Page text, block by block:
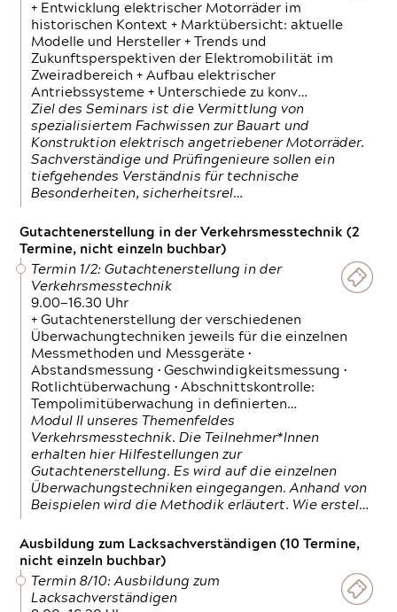
+ Entwicklung elektrischer Motorräder im
historischen Kontext + Marktübersicht: aktuelle
Modelle und Hersteller + Trends und
Zukunftsperspektiven der Elektromobilität im
Zweiradbereich + Aufbau elektrischer
Antriebssysteme + Unterschiede zu konv…
Ziel des Seminars ist die Vermittlung von
spezialisiertem Fachwissen zur Bauart und
Konstruktion elektrisch angetriebener Motorräder.
Sachverständige und Prüfingenieure sollen ein
tiefgehendes Verständnis für technische
Besonderheiten, sicherheitsrel…
Gutachtenerstellung in der Verkehrsmesstechnik (2
Termine, nicht einzeln buchbar)
Termin 1/2: Gutachtenerstellung in der
Verkehrsmesstechnik
9.00—16.30 Uhr
+ Gutachtenerstellung der verschiedenen
Überwachungtechniken jeweils für die einzelnen
Messmethoden und Messgeräte •
Abstandsmessung • Geschwindigkeitsmessung •
Rotlichtüberwachung • Abschnittskontrolle:
Tempolimitüberwachung in definierten…
Modul II unseres Themenfeldes
Verkehrsmesstechnik. Die Teilnehmer*Innen
erhalten hier Hilfestellungen zur
Gutachtenerstellung. Es wird auf die einzelnen
Überwachungstechniken eingegangen. Anhand von
Beispielen wird die Methodik erläutert. Wie erstel…
Ausbildung zum Lacksachverständigen (10 Termine,
nicht einzeln buchbar)
Termin 8/10: Ausbildung zum
Lacksachverständigen